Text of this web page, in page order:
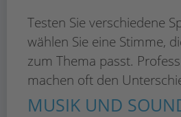
Testen Sie verschiedene
wählen Sie eine Stimme,
zum Thema passt.
machen oft den
MUSIK UND